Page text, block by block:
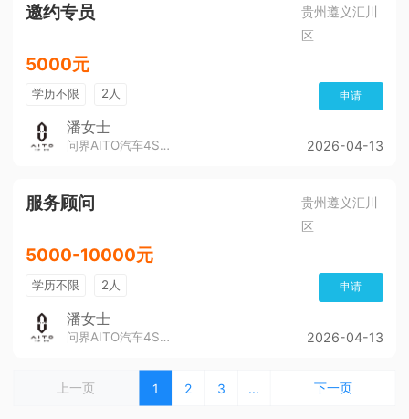
邀约专员
贵州遵义汇川
区
5000元
学历不限 2人 申请
潘女士
问界AITO汽车4S店（董公寺汽博城） 2026-04-13
服务顾问
贵州遵义汇川
区
5000-10000元
学历不限 2人 申请
潘女士
问界AITO汽车4S店（董公寺汽博城） 2026-04-13
上一页 1 2 3 ... 下一页